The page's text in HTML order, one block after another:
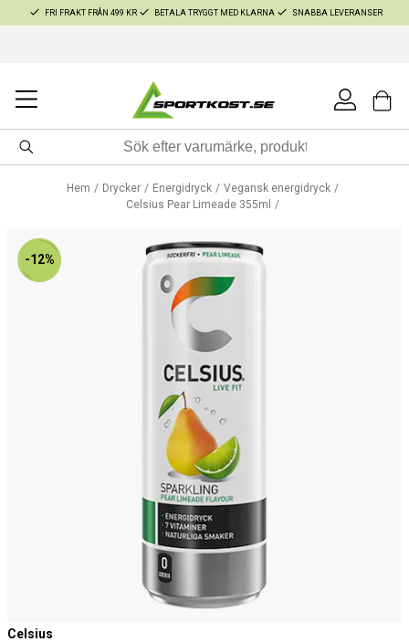
FRI FRAKT FRÅN 499 KR BETALA TRYGGT MED KLARNA SNABBA LEVERANSER
Hem Drycker Energidryck
Vegansk energidryck
Celsius Pear Limeade 355ml
-12%
Celsius